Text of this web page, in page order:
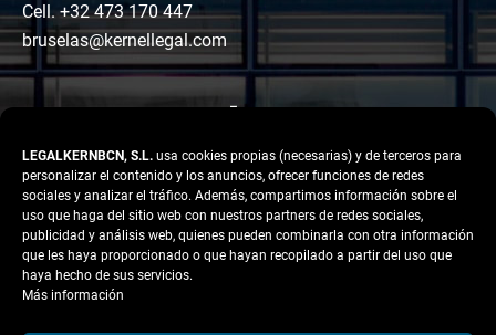
LEGALKERNBCN, S.L. usa cookies propias (necesarias) y de terceros para
personalizar el contenido y los anuncios, ofrecer funciones de redes
sociales y analizar el tráfico. Además, compartimos información sobre el
uso que haga del sitio web con nuestros partners de redes sociales,
publicidad y análisis web, quienes pueden combinarla con otra información
que les haya proporcionado o que hayan recopilado a partir del uso que
haya hecho de sus servicios.
Más información
Cell. +32 473 170 447
bruselas@kernellegal.com
LinkedIn
Instagram
Facebook
Copyright © 2026 Kernel